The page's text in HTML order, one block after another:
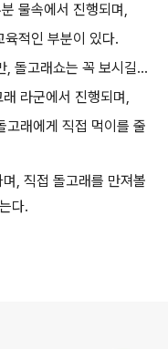
물속에서 진행되며,
적인 부분이 있다.
, 돌고래쇼는 꼭 보시길...
라군에서 진행되며,
래에게 직접 먹이를 줄
, 직접 돌고래를 만져볼
다.